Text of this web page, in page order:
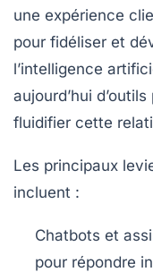
une expérience
pour fidéliser et
l’intelligence
aujourd’hui
fluidifier cette
Les principaux
incluent :
Chatbots et
pour répondre